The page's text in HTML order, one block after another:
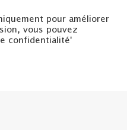
pour améliorer
vous pouvez
confidentialité'